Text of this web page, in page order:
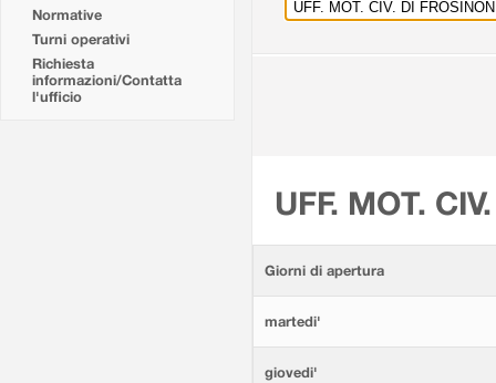
Normative
Turni operativi
Richiesta
informazioni/Contatta
l'ufficio
UFF. MOT.
Giorni di apertura
martedi'
giovedi'